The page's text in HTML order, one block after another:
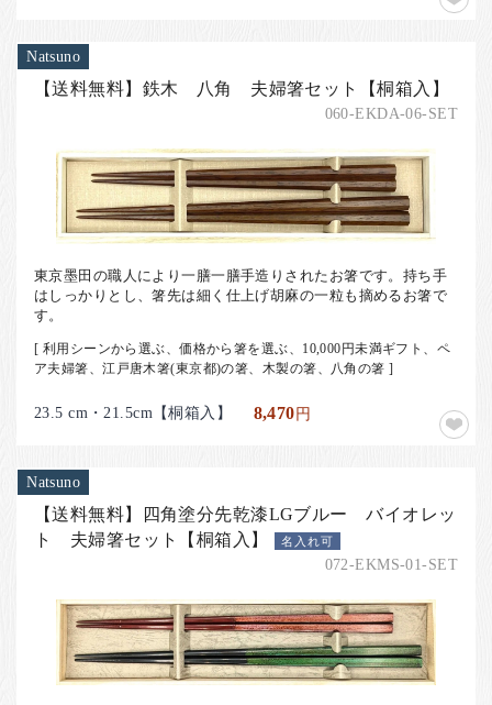
Natsuno
【送料無料】鉄木 八角 夫婦箸セット【桐箱入】
060-EKDA-06-SET
東京墨田の職人により一膳一膳手造りされたお箸です。持ち手
はしっかりとし、箸先は細く仕上げ胡麻の一粒も摘めるお箸で
す。
[ 利用シーンから選ぶ、価格から箸を選ぶ、10,000円未満ギフト、ペ
ア夫婦箸、江戸唐木箸(東京都)の箸、木製の箸、八角の箸 ]
23.5 cm・21.5cm【桐箱入】 8,470円
Natsuno
【送料無料】四角塗分先乾漆LGブルー バイオレッ
ト 夫婦箸セット【桐箱入】
名入れ可
072-EKMS-01-SET